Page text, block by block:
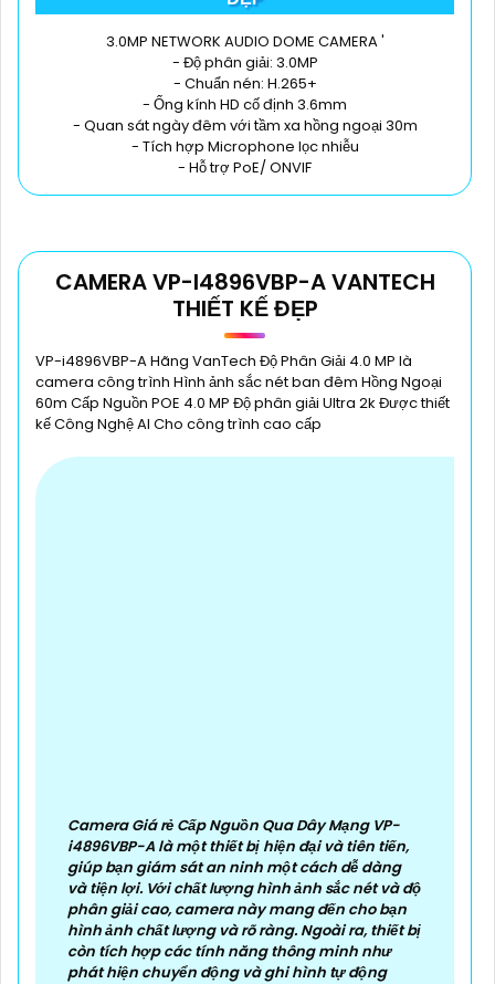
3.0MP NETWORK AUDIO DOME CAMERA '
- Độ phân giải: 3.0MP
- Chuẩn nén: H.265+
- Ống kính HD cố định 3.6mm
- Quan sát ngày đêm với tầm xa hồng ngoại 30m
- Tích hợp Microphone lọc nhiễu
- Hỗ trợ PoE/ ONVIF
CAMERA VP-I4896VBP-A VANTECH
THIẾT KẾ ĐẸP
VP-i4896VBP-A Hãng VanTech Độ Phân Giải 4.0 MP là
camera công trình Hình ảnh sắc nét ban đêm Hồng Ngoại
60m Cấp Nguồn POE 4.0 MP Độ phân giải Ultra 2k Được thiết
kế Công Nghệ AI Cho công trình cao cấp
Camera Giá rẻ Cấp Nguồn Qua Dây Mạng VP-
i4896VBP-A là một thiết bị hiện đại và tiên tiến,
giúp bạn giám sát an ninh một cách dễ dàng
và tiện lợi. Với chất lượng hình ảnh sắc nét và độ
phân giải cao, camera này mang đến cho bạn
hình ảnh chất lượng và rõ ràng. Ngoài ra, thiết bị
còn tích hợp các tính năng thông minh như
phát hiện chuyển động và ghi hình tự động